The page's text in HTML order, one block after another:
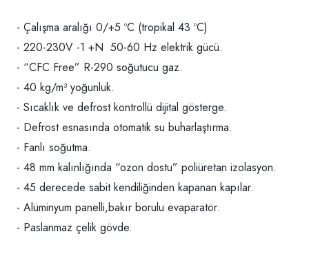
- Çalışma aralığı 0/+5 ºC (tropikal 43 ºC)
- 220-230V -1 +N 50-60 Hz elektrik gücü.
- “CFC Free” R-290 soğutucu gaz.
- 40 kg/m³ yoğunluk.
- Sıcaklık ve defrost kontrollü dijital gösterge.
- Defrost esnasında otomatik su buharlaştırma.
- Fanlı soğutma.
- 48 mm kalınlığında “ozon dostu” poliüretan izolasyon.
- 45 derecede sabit kendiliğinden kapanan kapılar.
- Alüminyum panelli,bakır borulu evaparatör.
- Paslanmaz çelik gövde.